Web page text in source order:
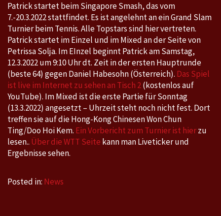
Patrick startet beim Singapore Smash, das vom
7.-20.3.2022 stattfindet. Es ist angelehnt an ein Grand Slam
Turnier beim Tennis. Alle Topstars sind hier vertreten.
Patrick startet im Einzel und im Mixed an der Seite von
Petrissa Solja. Im EInzel beginnt Patrick am Samstag,
12.3.2022 um 9:10 Uhr dt. Zeit in der ersten Hauptrunde
(beste 64) gegen Daniel Habesohn (Österreich). Das Spiel
ist live im Internet zu sehen an Tisch 2(kostenlos auf
YouTube). Im Mixed ist die erste Partie für Sonntag
(13.3.2022) angesetzt – Uhrzeit steht noch nicht fest. Dort
treffen sie auf die Hong-Kong Chinesen Won Chun
Ting/Doo Hoi Kem. Ein Vorbericht zum Turnier ist hierzu
lesen.. Über die WTT Seite kann man Liveticker und
Ergebnisse sehen.
Posted in: News